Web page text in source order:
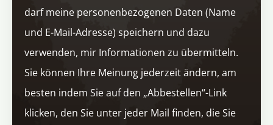
darf meine personenbezogenen Daten (Name
und E-Mail-Adresse) speichern und dazu
verwenden, mir Informationen zu übermitteln.
Sie können Ihre Meinung jederzeit ändern, am
besten indem Sie auf den „Abbestellen“-Link
klicken, den Sie unter jeder Mail finden, die Sie